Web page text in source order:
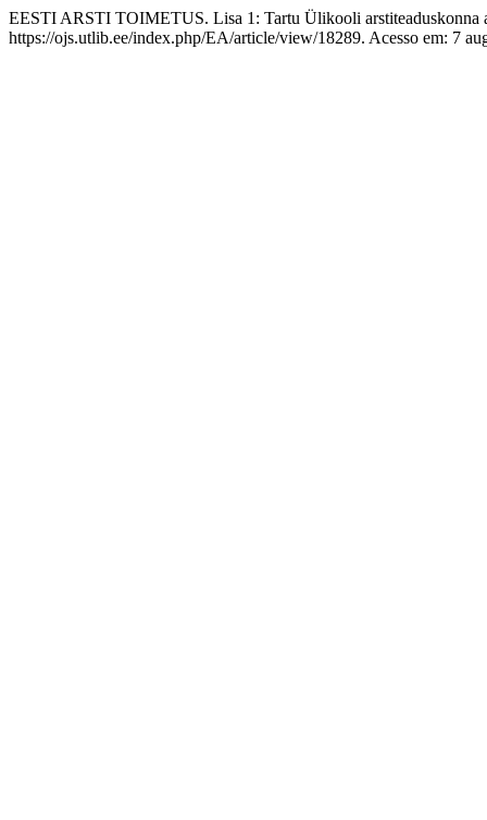
EESTI ARSTI TOIMETUS. Lisa 1: Tartu Ülikooli arstiteaduskonna
https://ojs.utlib.ee/index.php/EA/article/view/18289. Acesso em: 7